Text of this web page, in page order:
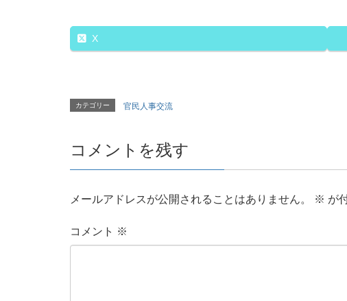
X
カテゴリー 官民人事交流
コメントを残す
メールアドレスが公開されることはありません。 ※ が
コメント ※